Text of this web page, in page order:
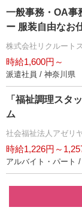
一般事務・OA事
ー 服装自由なお
株式会社リクルート
時給1,600円～
派遣社員 / 神奈川県
「福祉調理スタ
ム
社会福祉法人アゼリ
時給1,226円～
アルバイト・パート